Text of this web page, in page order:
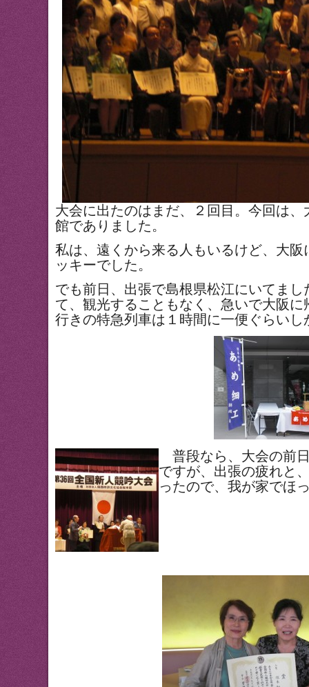
大会に出たのはまだ、２回目。今回は
館でありました。
私は、遠くから来る人もいるけど、大
ッキーでした。
でも前日、出張で島根県松江にいてま
て、観光することもなく、急いで大阪
行きの特急列車は１時間に一便ぐらい
普段なら、大会の前
ですが、出張の疲れと
ったので、我が家でほ